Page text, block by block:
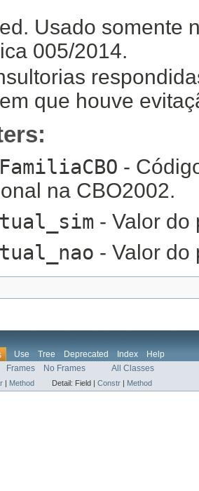
Usado somente
005/2014.
que houve
-
na CBO2002.
- Valor do
- Valor do
Use Tree Deprecated Index
Help
Frames No Frames All Classes
Method Detail: Field | Constr Method